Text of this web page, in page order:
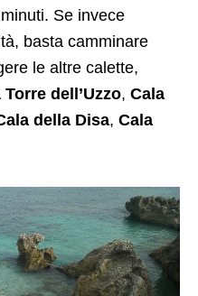
Se invece
basta camminare
le altre calette,
Torre dell’Uzzo, Cala
della Disa, Cala